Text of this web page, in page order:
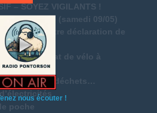
nous écouter !
– SOYEZ VIGILANTS !
(samedi 09/05)
Pensez à votre déclaration de
à l’achat de vélo à
des déchets…
poche